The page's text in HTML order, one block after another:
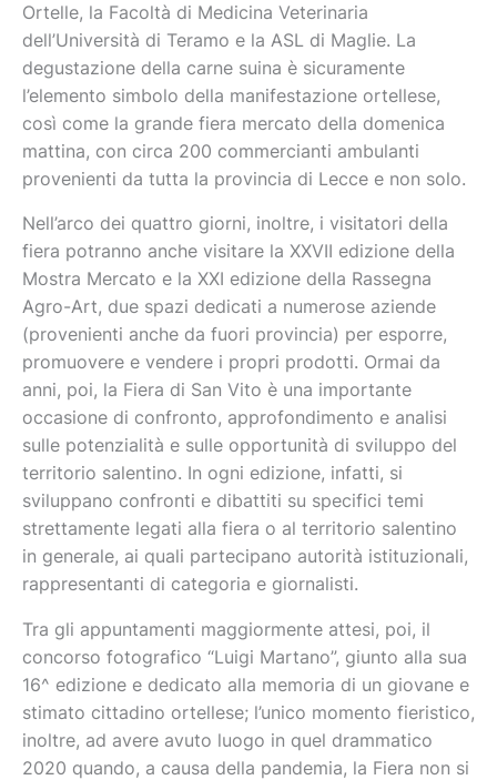
Ortelle, la Facoltà di Medicina Veterinaria
dell’Università di Teramo e la ASL di Maglie. La
degustazione della carne suina è sicuramente
l’elemento simbolo della manifestazione ortellese,
così come la grande fiera mercato della domenica
mattina, con circa 200 commercianti ambulanti
provenienti da tutta la provincia di Lecce e non solo.
Nell’arco dei quattro giorni, inoltre, i visitatori della
fiera potranno anche visitare la XXVII edizione della
Mostra Mercato e la XXI edizione della Rassegna
Agro-Art, due spazi dedicati a numerose aziende
(provenienti anche da fuori provincia) per esporre,
promuovere e vendere i propri prodotti. Ormai da
anni, poi, la Fiera di San Vito è una importante
occasione di confronto, approfondimento e analisi
sulle potenzialità e sulle opportunità di sviluppo del
territorio salentino. In ogni edizione, infatti, si
sviluppano confronti e dibattiti su specifici temi
strettamente legati alla fiera o al territorio salentino
in generale, ai quali partecipano autorità istituzionali,
rappresentanti di categoria e giornalisti.
Tra gli appuntamenti maggiormente attesi, poi, il
concorso fotografico “Luigi Martano”, giunto alla sua
16^ edizione e dedicato alla memoria di un giovane e
stimato cittadino ortellese; l’unico momento fieristico,
inoltre, ad avere avuto luogo in quel drammatico
2020 quando, a causa della pandemia, la Fiera non si